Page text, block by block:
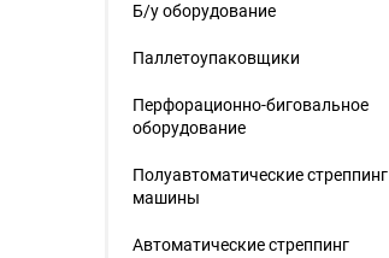
Б/у оборудование
Паллетоупаковщики
Перфорационно-биговальное
оборудование
Полуавтоматические стреппинг
машины
Автоматические стреппинг